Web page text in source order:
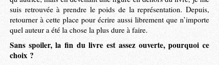
suis retrouvée à prendre le poids de la représentation. Depuis,
retourner à cette place pour écrire aussi librement que n’importe
quel auteur a été la chose la plus dure à faire.
Sans spoiler, la fin du livre est assez ouverte, pourquoi ce
choix ?